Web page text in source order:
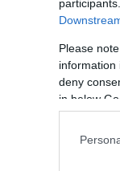
Please
information
deny
in below
για
σώμα: όλα όσα
skills
να τα δούμε πιο